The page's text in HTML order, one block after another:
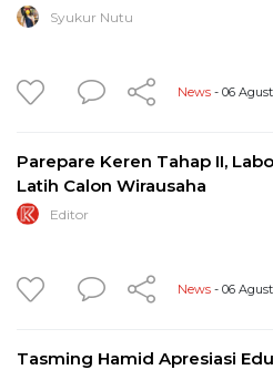
Syukur Nutu
News - 06
Parepare Keren Tahap II,
Latih Calon Wirausaha
Editor
News - 06
Tasming Hamid Apresiasi